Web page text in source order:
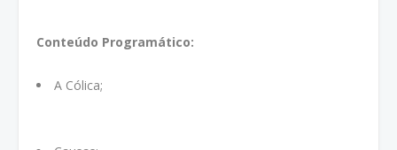
Conteúdo Programático:
A Cólica;